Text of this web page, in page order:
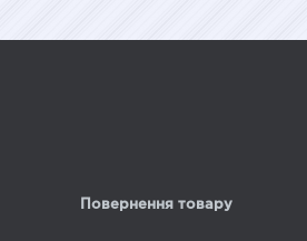
Повернення товару